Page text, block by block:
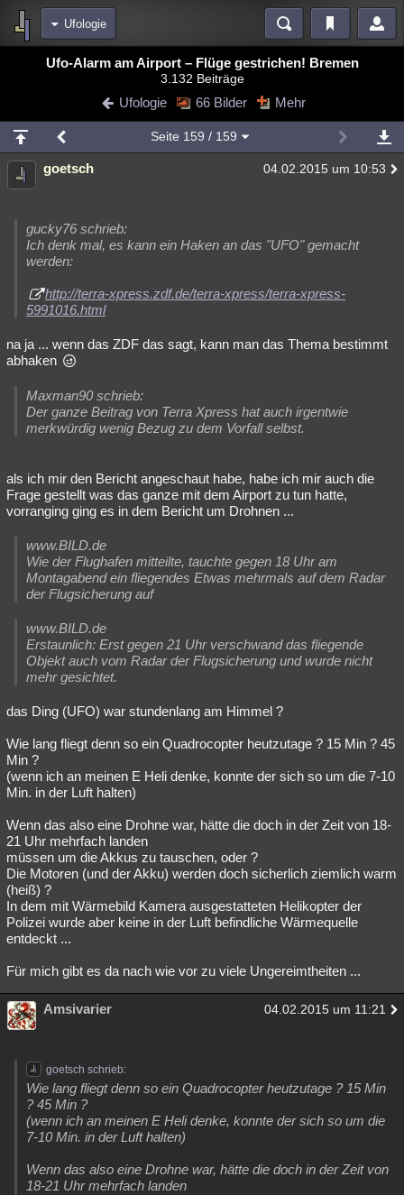
Ufologie
Bereiche
Blogs Videos
Chat Wiki Neuigkeiten
meine Rubriken
Menschen Mystery Kriminalfälle
Natur Umfragen Unterhaltung
Philosophie Träume Orte Esoterik Literatur
Musik
Übersichten
Besucht Teilgenommen Alle Neue Geschlossen
Ufo-Alarm am Airport – Flüge gestrichen! Bremen
3.132 Beiträge
Ufologie 66 Bilder Mehr
Seite 159 / 159
goetsch 04.02.2015 um 10:53
gucky76 schrieb:
Ich denk mal, es kann ein Haken an das "UFO" gemacht
werden:
http://terra-xpress.zdf.de/terra-xpress/terra-xpress-
5991016.html
na ja ... wenn das ZDF das sagt, kann man das Thema bestimmt
abhaken
Maxman90 schrieb:
Der ganze Beitrag von Terra Xpress hat auch irgentwie
merkwürdig wenig Bezug zu dem Vorfall selbst.
als ich mir den Bericht angeschaut habe, habe ich mir auch die
Frage gestellt was das ganze mit dem Airport zu tun hatte,
vorranging ging es in dem Bericht um Drohnen ...
www.BILD.de
Wie der Flughafen mitteilte, tauchte gegen 18 Uhr am
Montagabend ein fliegendes Etwas mehrmals auf dem Radar
der Flugsicherung auf
www.BILD.de
Erstaunlich: Erst gegen 21 Uhr verschwand das fliegende
Objekt auch vom Radar der Flugsicherung und wurde nicht
mehr gesichtet.
das Ding (UFO) war stundenlang am Himmel ?
Wie lang fliegt denn so ein Quadrocopter heutzutage ? 15 Min ? 45
Min ?
(wenn ich an meinen E Heli denke, konnte der sich so um die 7-10
Min. in der Luft halten)
Wenn das also eine Drohne war, hätte die doch in der Zeit von 18-
21 Uhr mehrfach landen
müssen um die Akkus zu tauschen, oder ?
Die Motoren (und der Akku) werden doch sicherlich ziemlich warm
(heiß) ?
In dem mit Wärmebild Kamera ausgestatteten Helikopter der
Polizei wurde aber keine in der Luft befindliche Wärmequelle
entdeckt ...
Für mich gibt es da nach wie vor zu viele Ungereimtheiten ...
Amsivarier 04.02.2015 um 11:21
goetsch schrieb:
Wie lang fliegt denn so ein Quadrocopter heutzutage ? 15 Min
? 45 Min ?
(wenn ich an meinen E Heli denke, konnte der sich so um die
7-10 Min. in der Luft halten)
Wenn das also eine Drohne war, hätte die doch in der Zeit von
18-21 Uhr mehrfach landen